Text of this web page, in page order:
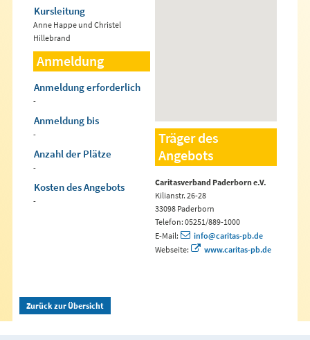
Kursleitung
Anne Happe und Christel
Hillebrand
Anmeldung
Anmeldung erforderlich
-
Anmeldung bis
-
Anzahl der Plätze
-
Kosten des Angebots
-
Träger des
Angebots
Caritasverband Paderborn e.V.
Kilianstr. 26-28
33098 Paderborn
Telefon: 05251/889-1000
E-Mail:
info@caritas-pb.de
Webseite:
www.caritas-pb.de
Zurück zur Übersicht